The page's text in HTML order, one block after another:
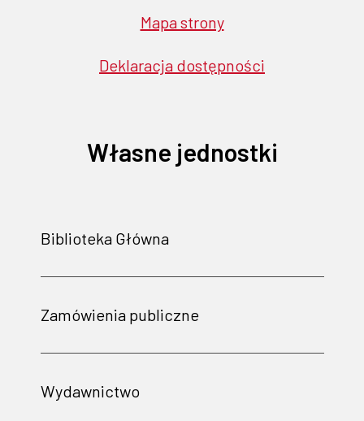
Mapa strony
Deklaracja dostępności
Własne jednostki
Biblioteka Główna
Zamówienia publiczne
Wydawnictwo